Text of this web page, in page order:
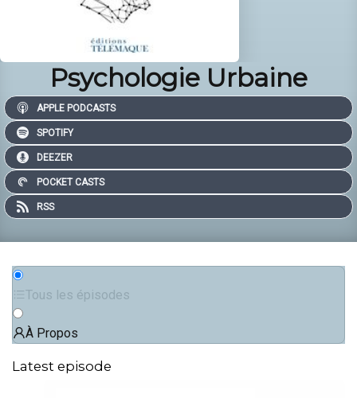
Psychologie Urbaine
APPLE PODCASTS
SPOTIFY
DEEZER
POCKET CASTS
RSS
Tous les épisodes
À Propos
Latest episode